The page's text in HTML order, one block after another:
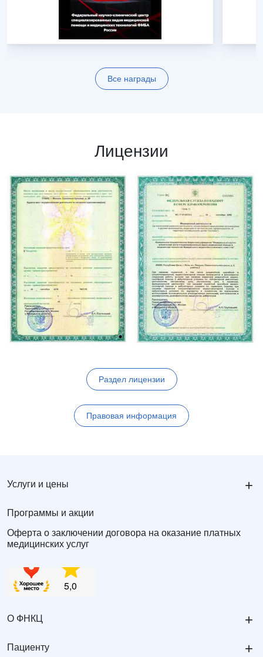
Все награды
Лицензии
Раздел лицензии
Правовая информация
Услуги и цены +
Программы и акции
Оферта о заключении договора на оказание платных
медицинских услуг
О ФНКЦ +
Пациенту +